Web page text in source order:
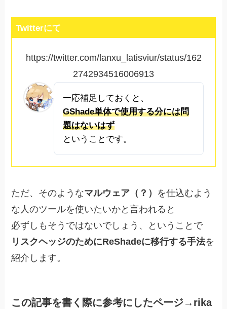
Twitterにて
https://twitter.com/lanxu_latisviur/status/162
2742934516006913
一応補足しておくと、
GShade単体で使用する分には問
題はないはず
ということです。
ただ、そのようなマルウェア（？） を仕込むよう
な人のツールを使いたいかと言われると
必ずしもそうではないでしょう、ということで
リスクヘッジのためにReShadeに移行する手法を
紹介します。
この記事を書く際に参考にしたページ→rika